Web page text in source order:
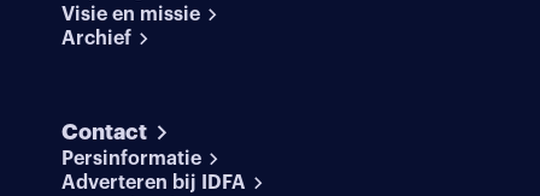
Visie en missie
Archief
Contact
Persinformatie
Adverteren bij IDFA